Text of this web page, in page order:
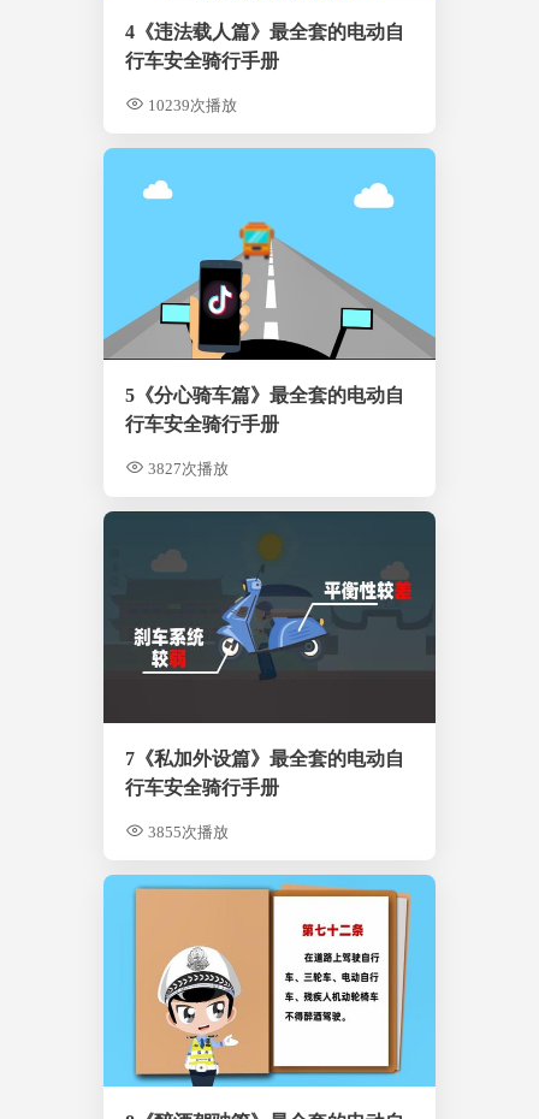
4《违法载人篇》最全套的电动自
行车安全骑行手册
10239次播放
5《分心骑车篇》最全套的电动自
行车安全骑行手册
3827次播放
7《私加外设篇》最全套的电动自
行车安全骑行手册
3855次播放